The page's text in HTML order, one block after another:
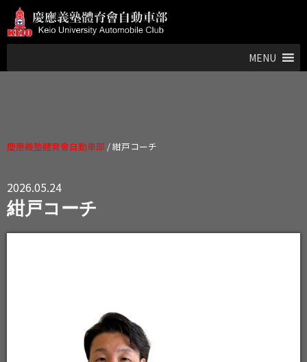
MENU
慶應義塾體育會自動車部 /紺戸コーチ
2026.05.24
紺戸コーチ